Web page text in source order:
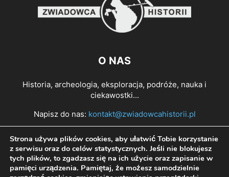
O NAS
Historia, archeologia, eksploracja, podróże, nauka i
ciekawostki...
Napisz do nas: kontakt@zwiadowcahistorii.pl
PODĄŻAJ ZA NAMI
Strona używa plików cookies, aby ułatwić Tobie korzystanie
z serwisu oraz do celów statystycznych. Jeśli nie blokujesz
tych plików, to zgadzasz się na ich użycie oraz zapisanie w
pamięci urządzenia. Pamiętaj, że możesz samodzielnie